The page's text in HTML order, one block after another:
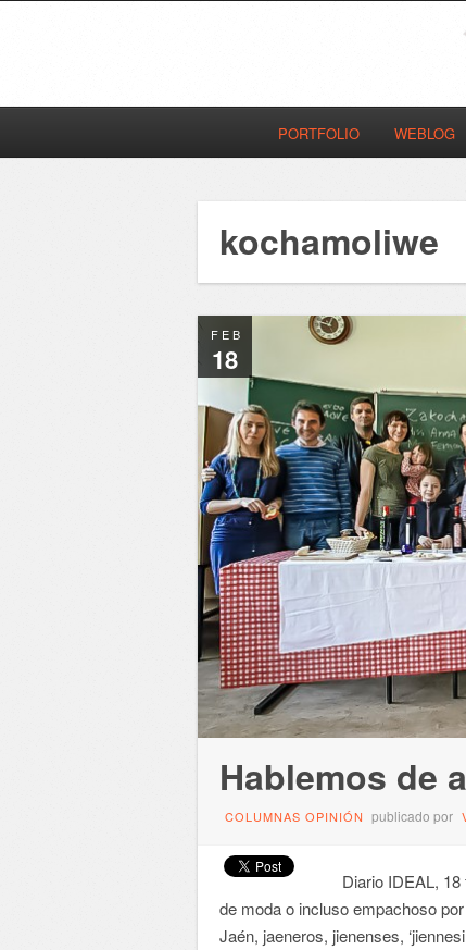
PORTFOLIO WEBLOG
kochamoliwe
FEB
18
Hablemos de
COLUMNAS OPINIÓN publicado por
Diario IDEAL, 18
de moda o incluso empachoso
Jaén, jaeneros, jienenses,